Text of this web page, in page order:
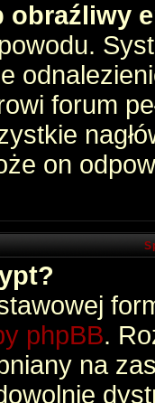
obraźliwy
forum
on
phpBB.
na